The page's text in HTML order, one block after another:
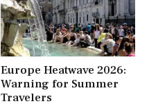
Europe Heatwave 2026:
Warning for Summer
Travelers